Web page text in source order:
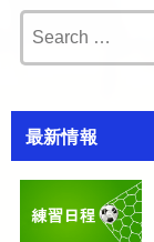
最新情報